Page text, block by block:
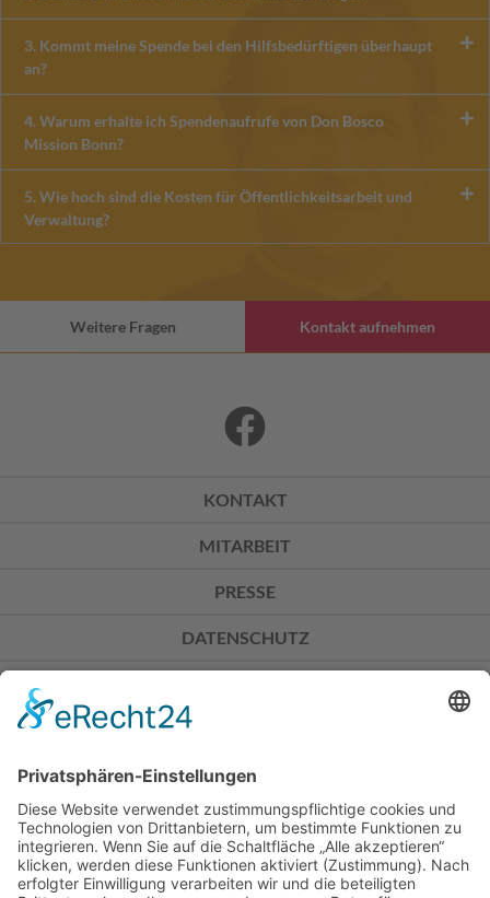
3. Kommt meine Spende bei den Hilfsbedürftigen überhaupt
an?
4. Warum erhalte ich Spendenaufrufe von Don Bosco
Mission Bonn?
5. Wie hoch sind die Kosten für Öffentlichkeitsarbeit und
Verwaltung?
Weitere Fragen Kontakt aufnehmen
KONTAKT
MITARBEIT
PRESSE
DATENSCHUTZ